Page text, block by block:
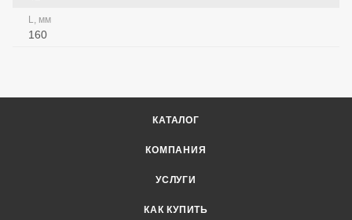
L, мм
160
КАТАЛОГ
КОМПАНИЯ
УСЛУГИ
КАК КУПИТЬ